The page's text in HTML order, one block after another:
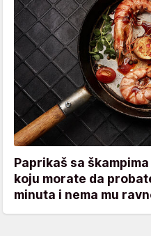
Paprikaš sa
koju morate da
minuta i nema mu